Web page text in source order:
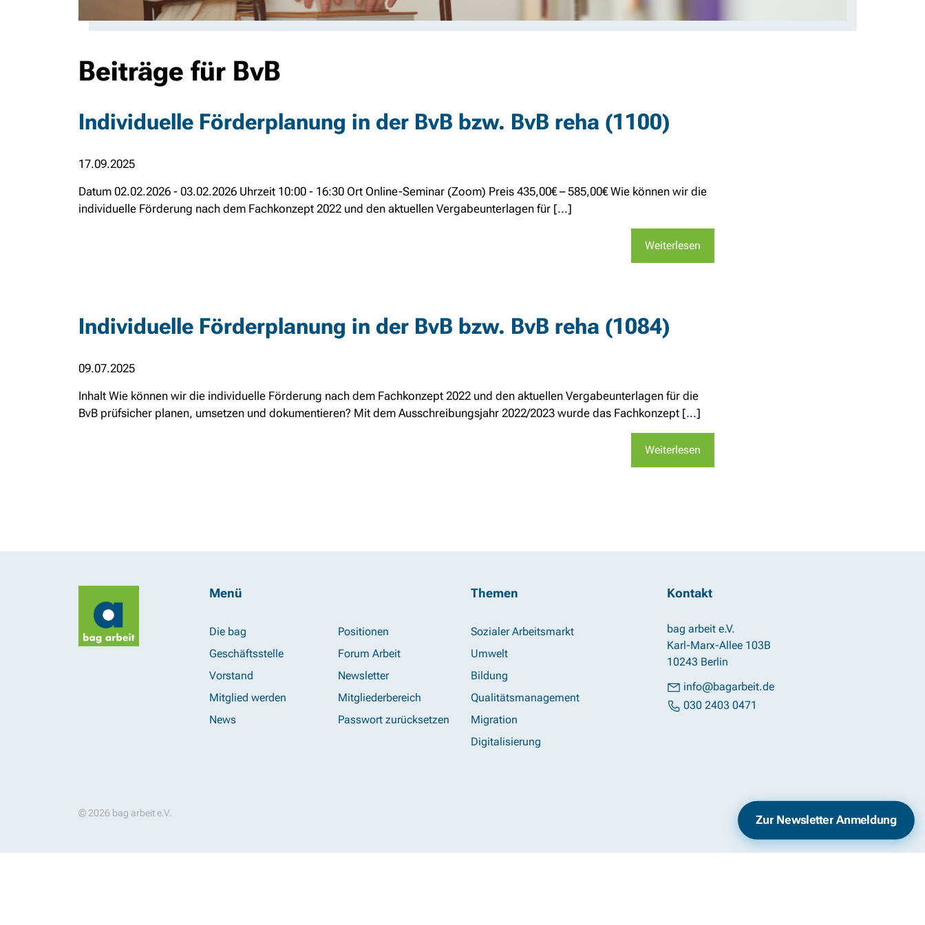
Beiträge für BvB
Individuelle Förderplanung in der BvB bzw. BvB reha (1100)
17.09.2025
Datum 02.02.2026 - 03.02.2026 Uhrzeit 10:00 - 16:30 Ort Online-Seminar (Zoom) Preis 435,00€ – 585,00€ Wie können wir die
individuelle Förderung nach dem Fachkonzept 2022 und den aktuellen Vergabeunterlagen für [...]
Weiterlesen
Individuelle Förderplanung in der BvB bzw. BvB reha (1084)
09.07.2025
Inhalt Wie können wir die individuelle Förderung nach dem Fachkonzept 2022 und den aktuellen Vergabeunterlagen für die
BvB prüfsicher planen, umsetzen und dokumentieren? Mit dem Ausschreibungsjahr 2022/2023 wurde das Fachkonzept [...]
Weiterlesen
Menü
Die bag
Geschäftsstelle
Vorstand
Mitglied werden
News
Positionen
Forum Arbeit
Newsletter
Mitgliederbereich
Passwort zurücksetzen
Themen
Sozialer Arbeitsmarkt
Umwelt
Bildung
Qualitätsmanagement
Migration
Digitalisierung
Kontakt
bag arbeit e.V.
Karl-Marx-Allee 103B
10243 Berlin
info@bagarbeit.de
030 2403 0471
© 2026 bag arbeit e.V. Impressum Datenschutz
Zur Newsletter Anmeldung